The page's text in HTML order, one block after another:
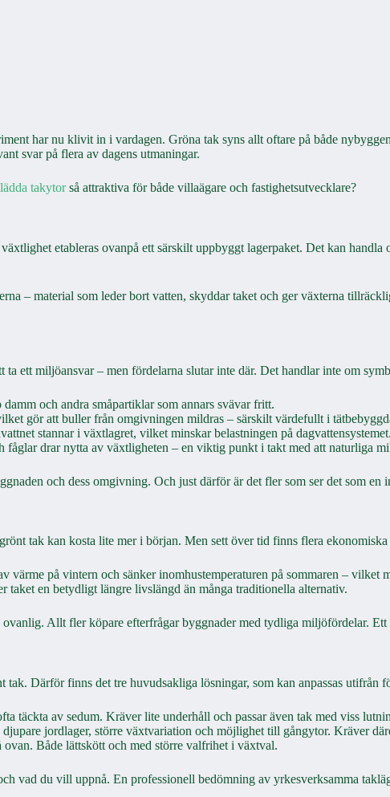
har nu klivit in i vardagen. Gröna tak syns allt oftare på både
svar på flera av dagens utmaningar.
takytorså attraktiva för både villaägare och fastighetsutvecklare?
etableras ovanpå ett särskilt uppbyggt lagerpaket. Det kan
– material som leder bort vatten, skyddar taket och ger växterna
ett miljöansvar – men fördelarna slutar inte där. Det handlar inte om
och andra småpartiklar som annars svävar fritt.
gör att buller från omgivningen mildras – särskilt värdefullt i
stannar i växtlagret, vilket minskar belastningen på dagvattensystemet.
fåglar drar nytta av växtligheten – en viktig punkt i takt med att naturliga
och dess omgivning. Och just därför är det fler som ser det som en
tak kan kosta lite mer i början. Men sett över tid finns flera ekonomiska
värme på vintern och sänker inomhustemperaturen på sommaren –
taket en betydligt längre livslängd än många traditionella alternativ.
Allt fler köpare efterfrågar byggnader med tydliga miljöfördelar.
Därför finns det tre huvudsakliga lösningar, som kan anpassas utifrån
täckta av sedum. Kräver lite underhåll och passar även tak med viss
jordlager, större växtvariation och möjlighet till gångytor. Kräver
Både lättskött och med större valfrihet i växtval.
vad du vill uppnå. En professionell bedömning av yrkesverksamma